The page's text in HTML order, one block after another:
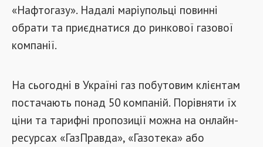
«Нафтогазу». Надалі маріупольці повинні
обрати та приєднатися до ринкової газової
компанії.
На сьогодні в Україні газ побутовим клієнтам
постачають понад 50 компаній. Порівняти їх
ціни та тарифні пропозиції можна на онлайн-
ресурсах «ГазПравда», «Газотека» або